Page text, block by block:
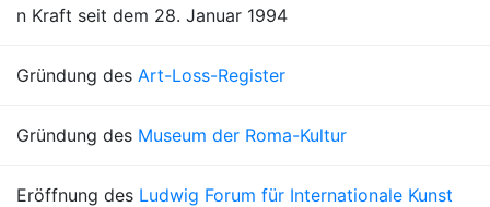
n Kraft seit dem 28. Januar 1994
Gründung des Art-Loss-Register
Gründung des Museum der Roma-Kultur
Eröffnung des Ludwig Forum für Internationale Kunst